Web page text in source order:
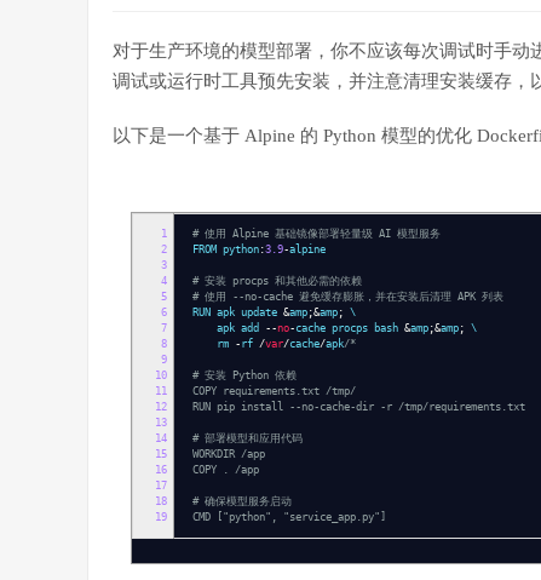
对于生产环境的模型部署，你不应该每次调试时手
调试或运行时工具预先安装，并注意清理安装缓存，
以下是一个基于 Alpine 的 Python 模型的优化
1
2
3
4
5
6
7
8
9
10
11
12
13
14
15
16
17
18
19
# 使用 Alpine 基础镜像部署轻量级 AI 模型服务
FROM python :3.9-alpine
# 安装 procps 和其他必需的依赖
# 使用 --no-cache 避免缓存膨胀，并在安装后清理 APK 列表
RUN apk update &amp ;&amp ; \
apk add --no- cache procps bash &amp ;&amp ; \
rm - rf /var/cache/apk/*
# 安装 Python 依赖
COPY requirements.txt /tmp/
RUN pip install --no-cache-dir -r /tmp/requirements.txt
# 部署模型和应用代码
WORKDIR /app
COPY . /app
# 确保模型服务启动
CMD ["python", "service_app.py"]